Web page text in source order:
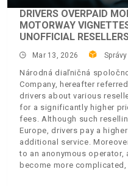
DRIVERS OVERPAID
MOTORWAY
UNOFFICIAL
Mar 13, 2026 Správy
Národná diaľničná
Company, hereafter
drivers about various
for a significantly higher
fees. Although such
Europe, drivers pay a
additional service.
to an anonymous
become more complicated,